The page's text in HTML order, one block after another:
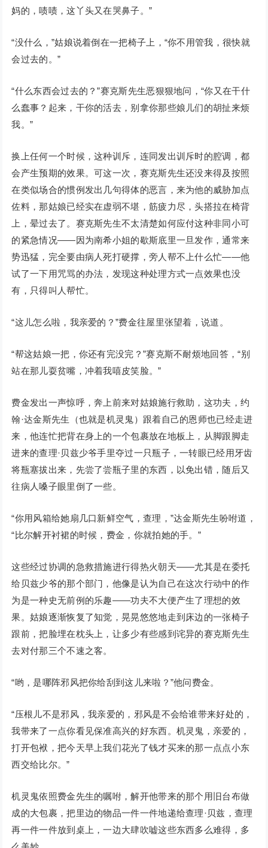
妈的，啧啧，这丫头又在哭鼻子。”
“没什么，”姑娘说着倒在一把椅子上，“你不用管我，很快就
会过去的。”
“什么东西会过去的？”赛克斯先生恶狠狠地问，“你又在干什
么蠢事？起来，干你的活去，别拿你那些娘儿们的胡扯来烦
我。”
换上任何一个时候，这种训斥，连同发出训斥时的腔调，都
会产生预期的效果。可这一次，赛克斯先生还没来得及按照
在类似场合的惯例发出几句得体的恶言，来为他的威胁加点
佐料，那姑娘已经实在虚弱不堪，筋疲力尽，头搭拉在椅背
上，晕过去了。赛克斯先生不太清楚如何应付这种非同小可
的紧急情况——因为南希小姐的歇斯底里一旦发作，通常来
势迅猛，完全要由病人死打硬撑，旁人帮不上什么忙——他
试了一下用咒骂的办法，发现这种处理方式一点效果也没
有，只得叫人帮忙。
“这儿怎么啦，我亲爱的？”费金往屋里张望着，说道。
“帮这姑娘一把，你还有完没完？”赛克斯不耐烦地回答，“别
站在那儿耍贫嘴，冲着我嘻皮笑脸。”
费金发出一声惊呼，奔上前来对姑娘施行救助，这功夫，约
翰·达金斯先生（也就是机灵鬼）跟着自己的恩师也已经走进
来，他连忙把背在身上的一个包裹放在地板上，从脚跟脚走
进来的查理·贝兹少爷手里夺过一只瓶子，一转眼已经用牙齿
将瓶塞拔出来，先尝了尝瓶子里的东西，以免出错，随后又
往病人嗓子眼里倒了一些。
“你用风箱给她扇几口新鲜空气，查理，”达金斯先生吩咐道，
“比尔解开衬裙的时候，费金，你就拍她的手。”
这些经过协调的急救措施进行得热火朝天——尤其是在委托
给贝兹少爷的那个部门，他像是认为自己在这次行动中的作
为是一种史无前例的乐趣——功夫不大便产生了理想的效
果。姑娘逐渐恢复了知觉，晃晃悠悠地走到床边的一张椅子
跟前，把脸埋在枕头上，让多少有些感到诧异的赛克斯先生
去对付那三个不速之客。
“哟，是哪阵邪风把你给刮到这儿来啦？”他问费金。
“压根儿不是邪风，我亲爱的，邪风是不会给谁带来好处的，
我带来了一点你看见保准高兴的好东西。机灵鬼，亲爱的，
打开包袱，把今天早上我们花光了钱才买来的那一点点小东
西交给比尔。”
机灵鬼依照费金先生的嘱咐，解开他带来的那个用旧台布做
成的大包裹，把里边的物品一件一件地递给查理·贝兹，查理
再一件一件放到桌上，一边大肆吹嘘这些东西多么难得，多